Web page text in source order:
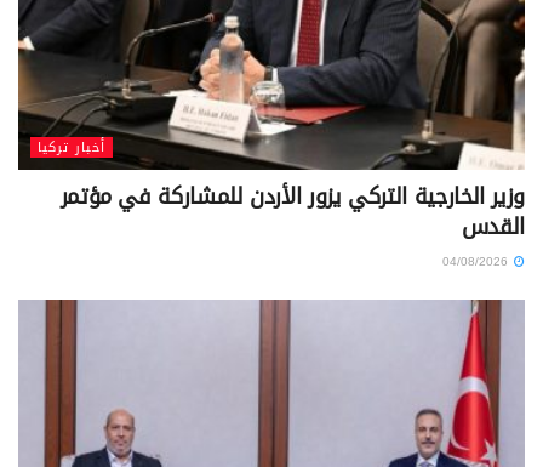
أخبار تركيا
وزير الخارجية التركي يزور الأردن للمشاركة في مؤتمر
القدس